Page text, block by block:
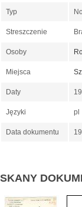
Typ
Streszczenie
Osoby
Miejsca
Daty
Języki pl
Data dokumentu
SKANY